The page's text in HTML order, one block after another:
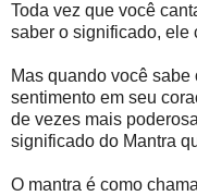
Toda vez que você
saber o significado, ele
Mas quando você
sentimento em seu
de vezes mais
significado do Mantra
O mantra é como